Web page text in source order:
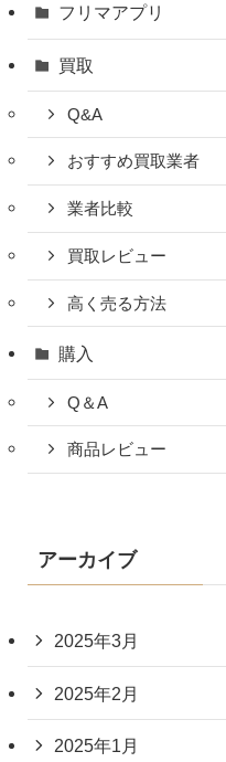
フリマアプリ
買取
Q&A
おすすめ買取業者
業者比較
買取レビュー
高く売る方法
購入
Q＆A
商品レビュー
アーカイブ
2025年3月
2025年2月
2025年1月